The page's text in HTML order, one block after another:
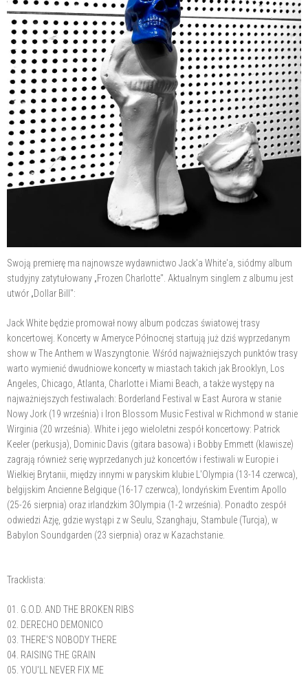
Swoją premierę ma najnowsze wydawnictwo Jack'a White'a, siódmy album
studyjny zatytułowany „Frozen Charlotte". Aktualnym singlem z albumu jest
utwór „Dollar Bill":
Jack White będzie promował nowy album podczas światowej trasy
koncertowej. Koncerty w Ameryce Północnej startują już dziś wyprzedanym
show w The Anthem w Waszyngtonie. Wśród najważniejszych punktów trasy
warto wymienić dwudniowe koncerty w miastach takich jak Brooklyn, Los
Angeles, Chicago, Atlanta, Charlotte i Miami Beach, a także występy na
najważniejszych festiwalach: Borderland Festival w East Aurora w stanie
Nowy Jork (19 września) i Iron Blossom Music Festival w Richmond w stanie
Wirginia (20 września). White i jego wieloletni zespół koncertowy: Patrick
Keeler (perkusja), Dominic Davis (gitara basowa) i Bobby Emmett (klawisze)
zagrają również serię wyprzedanych już koncertów i festiwali w Europie i
Wielkiej Brytanii, między innymi w paryskim klubie L'Olympia (13-14 czerwca),
belgijskim Ancienne Belgique (16-17 czerwca), londyńskim Eventim Apollo
(25-26 sierpnia) oraz irlandzkim 3Olympia (1-2 września). Ponadto zespół
odwiedzi Azję, gdzie wystąpi z w Seulu, Szanghaju, Stambule (Turcja), w
Babylon Soundgarden (23 sierpnia) oraz w Kazachstanie.
Tracklista:
01. G.O.D. AND THE BROKEN RIBS
02. DERECHO DEMONICO
03. THERE'S NOBODY THERE
04. RAISING THE GRAIN
05. YOU'LL NEVER FIX ME